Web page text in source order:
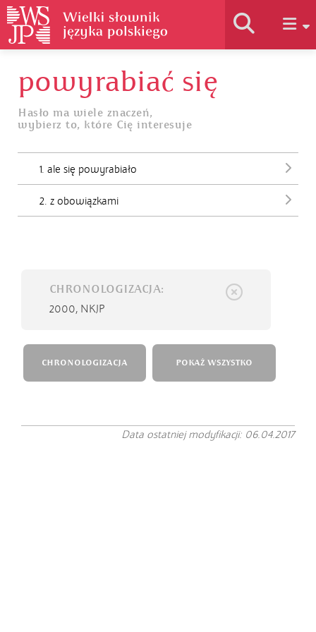
Historia słownika
Jak korzystać
Podstawy naukowe
powyrabiać się
Hasło ma wiele znaczeń,
wybierz to, które Cię interesuje
1. ale się powyrabiało
2. z obowiązkami
CHRONOLOGIZACJA:
2000, NKJP
CHRONOLOGIZACJA POKAŻ WSZYSTKO
Data ostatniej modyfikacji: 06.04.2017